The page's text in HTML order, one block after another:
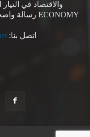
ECONOMY رسالة واضحة، هي: تغليب الاقتصاد على السياسة.
اتصل بنا: